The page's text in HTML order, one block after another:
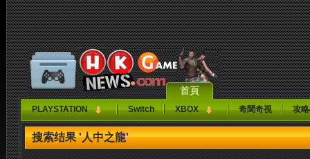
首頁
PLAYSTATION Switch XBOX 奇聞奇視 攻
搜索结果 '人中之龍'